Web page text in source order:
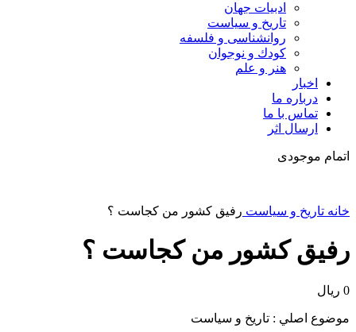
ادبیات جهان
تاریخ و سیاست
روانشناسی و فلسفه
کودك و نوجوان
هنر و علم
اخبار
درباره ما
تماس با ما
ارسال اثر
اتمام موجودی
خانه تاریخ و سیاست رفيق كشور من كجاست ؟
رفيق كشور من كجاست ؟
0 ریال
موضوع اصلي : تاريخ و سياست